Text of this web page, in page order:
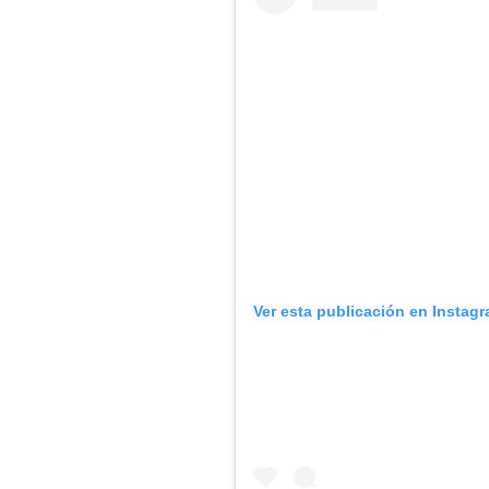
Ver esta publicación en